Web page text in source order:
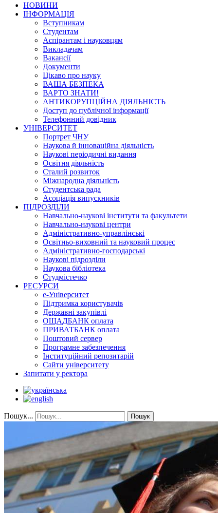
НОВИНИ
ІНФОРМАЦІЯ
Вступникам
Студентам
Аспірантам і науковцям
Викладачам
Вакансії
Документи
Цікаво про науку
ВАША БЕЗПЕКА
ВАРТО ЗНАТИ!
АНТИКОРУПЦІЙНА ДІЯЛЬНІСТЬ
Доступ до публічної інформації
Телефонний довідник
УНІВЕРСИТЕТ
Портрет ЧНУ
Наукова й інноваційна діяльність
Наукові періодичні видання
Освітня діяльність
Сталий розвиток
Міжнародна діяльність
Студентська рада
Асоціація випускників
ПІДРОЗДІЛИ
Навчально-наукові інститути та факультети
Навчально-наукові центри
Адміністративно-управлінські
Освітньо-виховний та науковий процес
Адміністративно-господарські
Наукові підрозділи
Наукова бібліотека
Студмістечко
РЕСУРСИ
е-Університет
Підтримка користувачів
Державні закупівлі
ОЩАДБАНК оплата
ПРИВАТБАНК оплата
Поштовий сервер
Програмне забезпечення
Інституційний репозитарій
Сайти університету
Запитати у ректора
Пошук... Пошук